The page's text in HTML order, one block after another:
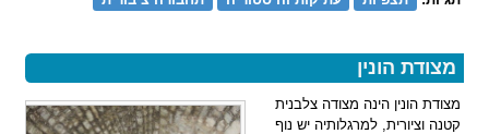
מצודת הונין
מצודת הונין הינה מצודה צלבנית
קטנה וציורית, למרגלותיה יש נוף